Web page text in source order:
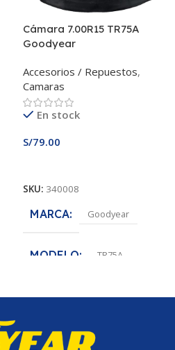
Cámara 7.00R15 TR75A
Goodyear
Accesorios / Repuestos,
Camaras
En stock
S/79.00
SKU: 340008
MARCA Goodyear
MODELO TR75A
MEDIDA 7.00R15
VOLUMEN